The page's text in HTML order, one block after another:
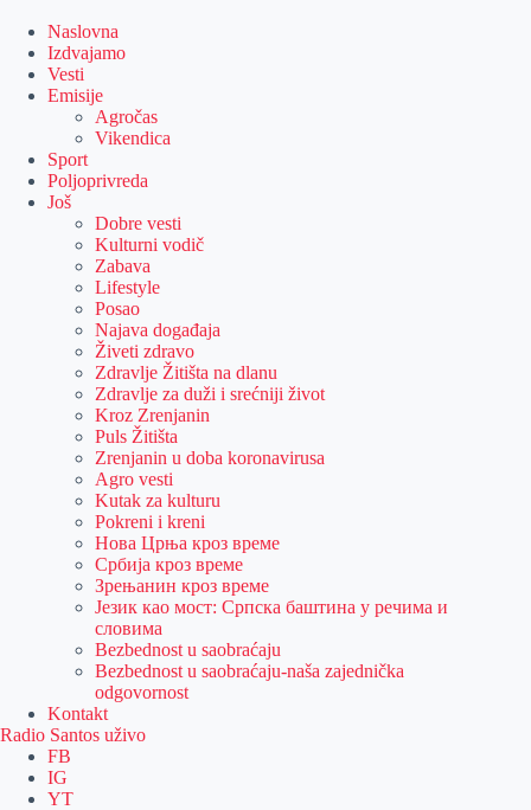
content
Naslovna
Izdvajamo
Vesti
Emisije
Agročas
Vikendica
Sport
Poljoprivreda
Još
Dobre vesti
Kulturni vodič
Zabava
Lifestyle
Posao
Najava događaja
Živeti zdravo
Zdravlje Žitišta na dlanu
Zdravlje za duži i srećniji život
Kroz Zrenjanin
Puls Žitišta
Zrenjanin u doba koronavirusa
Agro vesti
Kutak za kulturu
Pokreni i kreni
Нова Црња кроз време
Србија кроз време
Зрењанин кроз време
Језик као мост: Српска баштина у речима и
словима
Bezbednost u saobraćaju
Bezbednost u saobraćaju-naša zajednička
odgovornost
Kontakt
Radio Santos uživo
FB
IG
YT